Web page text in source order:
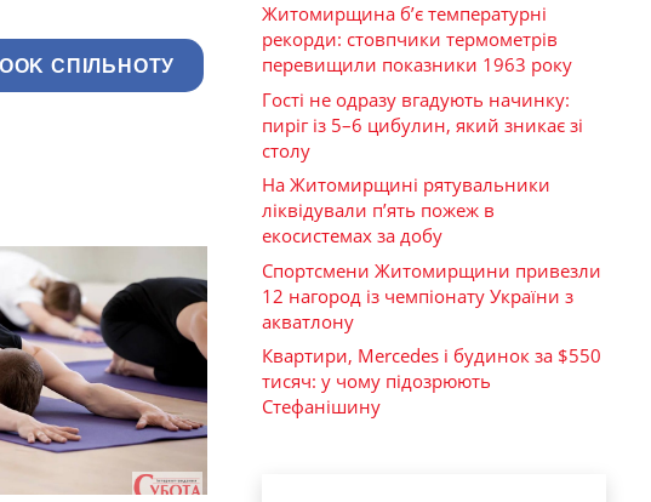
СПІЛЬНОТУ
Житомирщина б’є температурні
рекорди: стовпчики термометрів
перевищили показники 1963 року
Гості не одразу вгадують начинку:
пиріг із 5–6 цибулин, який зникає зі
столу
На Житомирщині рятувальники
ліквідували п’ять пожеж в
екосистемах за добу
Спортсмени Житомирщини привезли
12 нагород із чемпіонату України з
акватлону
Квартири, Mercedes і будинок за $550
тисяч: у чому підозрюють
Стефанішину